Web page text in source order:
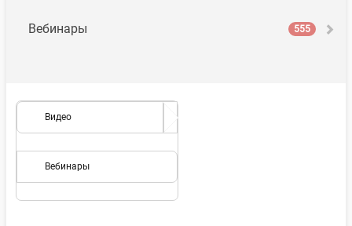
Вебинары 555
Видео
Вебинары